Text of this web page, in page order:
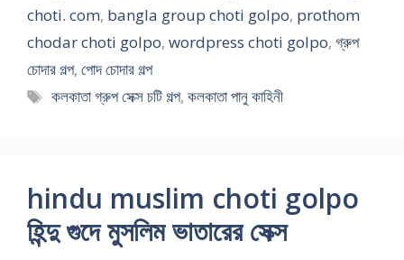
choti. com, bangla group choti golpo, prothom
chodar choti golpo, wordpress choti golpo, গ্রুপ
চোদার গল্প, পোদ চোদার গল্প
Tags
কলকাতা গ্রুপ সেক্স চটি গল্প,কলকাতা পানু কাহিনী
hindu muslim choti golpo
হিন্দু গুদে মুসলিম ভাতারের সেক্স